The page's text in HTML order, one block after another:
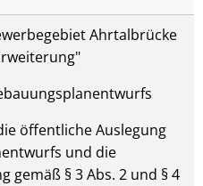
Ahrtalbrücke
öffentliche Auslegung
und die
gemäß § 3 Abs. 2 und § 4